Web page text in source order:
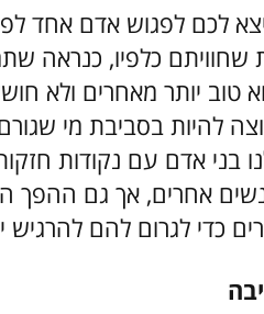
לכם לפגוש אדם אחד
שחוויתם כלפיו, כנראה
טוב יותר מאחרים ולא
להיות בסביבת מי
בני אדם עם נקודות
אחרים, אך גם ההפך
כדי לגרום להם להרגיש